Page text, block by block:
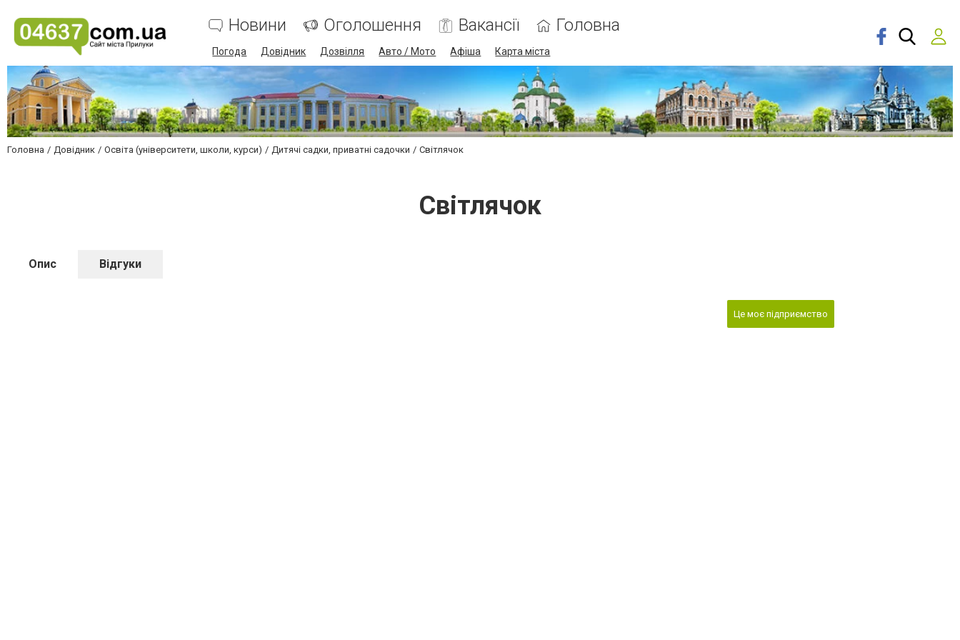
Новини Оголошення Вакансії Головна
Погода Довідник Дозвілля Авто / Мото Афіша Карта міста
Головна Довідник Освіта (університети, школи, курси) Дитячі садки, приватні садочки Світлячок
Світлячок
Опис Відгуки
Це моє підприємство